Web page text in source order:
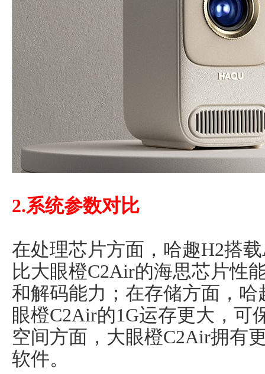
2.系统参数对比
在处理芯片方面，哈趣H2搭
比大眼橙C2Air的海思芯片性
和解码能力；在存储方面，
眼橙C2Air的1G运存更大，可
空间方面，大眼橙C2Air拥有
软件。